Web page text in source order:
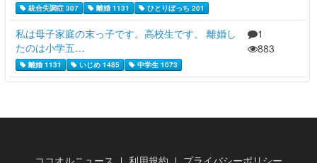
統合失調症 307 離婚 1131 ひとりぼっち 201
私は母子家庭の末っ子です。高校生です。 離婚し
たのは小学五…
離婚 1131 いじめ 1485 中学生 1073
1
883